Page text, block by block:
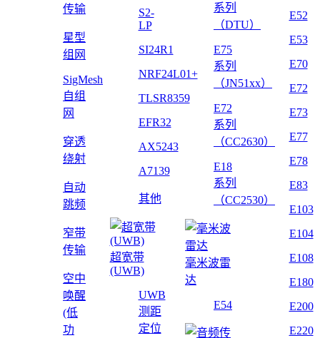
传输
星型
组网
SigMesh
自组
网
穿透
绕射
自动
跳频
窄带
传输
空中
唤醒
(低
功
S2-
LP
SI24R1
NRF24L01+
TLSR8359
EFR32
AX5243
A7139
其他
超宽带
(UWB)
UWB
测距
定位
系列
（DTU）
E75
系列
（JN51xx）
E72
系列
（CC2630）
E18
系列
（CC2530）
毫米波雷
达
E54
E52
E53
E70
E72
E73
E77
E78
E83
E103
E104
E108
E180
E200
E220